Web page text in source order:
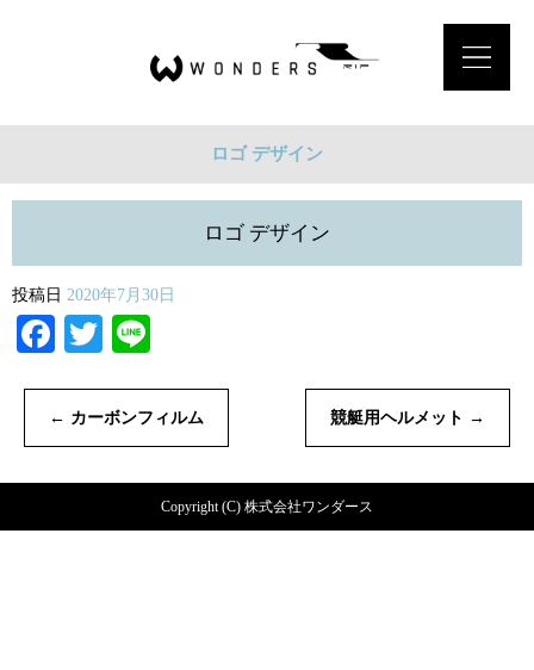
ロゴ デザイン
ロゴ デザイン
投稿日 2020年7月30日
Facebook
Twitter
← カーボンフィルム 競艇用ヘルメット →
Copyright (C) 株式会社ワンダース